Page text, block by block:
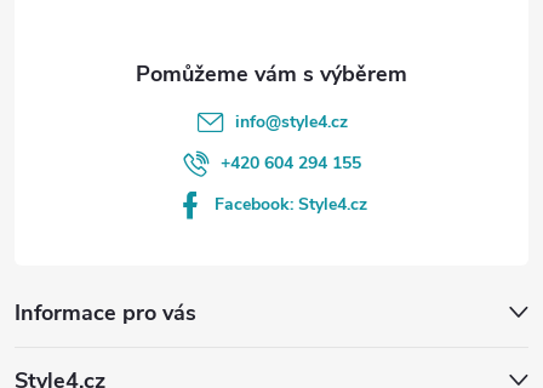
Informace pro vás
Style4.cz
info@style4.cz
+420 604 294 155
Facebook: Style4.cz